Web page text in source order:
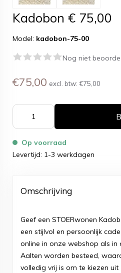
Kadobon € 75,00
Model: kadobon-75-00
Nog niet
€75,00 excl. btw: €75,00
Op voorraad
Levertijd: 1-3 werkdagen
Omschrijving
Geef een STOERwonen
een stijlvol en persoonlijk
online in onze webshop als in
Aalten worden besteed,
volledig vrij is om te kiezen